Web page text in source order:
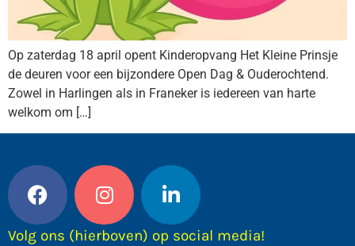
Op zaterdag 18 april opent Kinderopvang Het Kleine Prinsje
de deuren voor een bijzondere Open Dag & Ouderochtend.
Zowel in Harlingen als in Franeker is iedereen van harte
welkom om […]
Volg ons (hierboven) op social media!